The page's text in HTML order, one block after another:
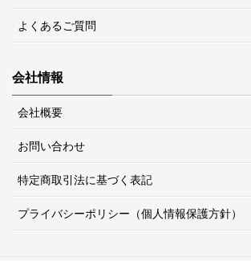
よくあるご質問
会社情報
会社概要
お問い合わせ
特定商取引法に基づく表記
プライバシーポリシー（個人情報保護方針）